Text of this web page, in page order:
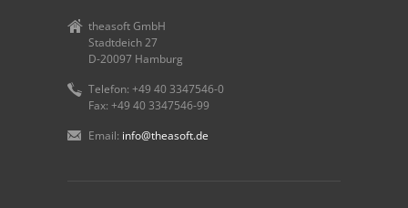
theasoft GmbH
Stadtdeich 27
D-20097 Hamburg
Telefon: +49 40 3347546-0
Fax: +49 40 3347546-99
Email: info@theasoft.de